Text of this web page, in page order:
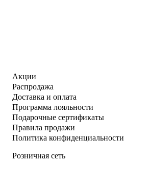
Акции
Распродажа
Доставка и оплата
Программа лояльности
Подарочные сертификаты
Правила продажи
Политика конфиденциальности
Розничная сеть